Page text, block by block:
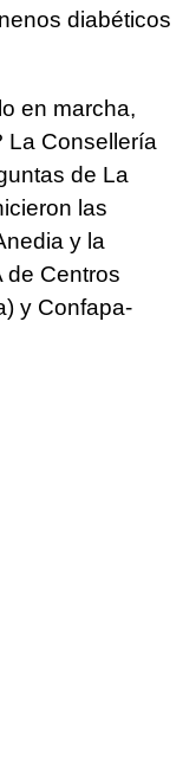
diabéticos
en marcha,
La Consellería
de La
las
y la
de Centros
y Confapa-